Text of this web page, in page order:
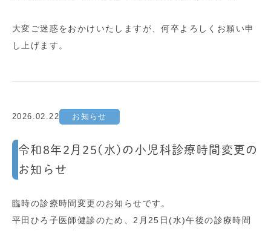
大変ご迷惑をおかけいたしますが、何卒よろしくお願い申
し上げます。
2026.02.22 お知らせ
令和8年2月25(水)の小児科診療時間変更の
お知らせ
臨時の診療時間変更のお知らせです。
平田ひろ子医師健診のため、2月25日(水)午後の診療時間